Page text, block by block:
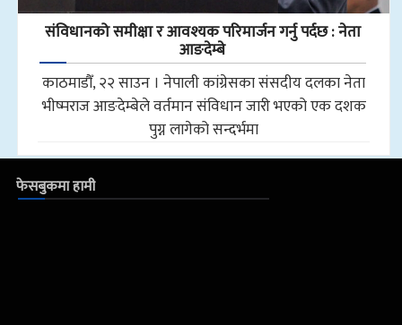
संविधानको समीक्षा र आवश्यक परिमार्जन गर्नु पर्दछ : नेता
आङदेम्बे
काठमाडौँ, २२ साउन । नेपाली कांग्रेसका संसदीय दलका नेता
भीष्मराज आङदेम्बेले वर्तमान संविधान जारी भएको एक दशक
पुग्न लागेको सन्दर्भमा
फेसबुकमा हामी